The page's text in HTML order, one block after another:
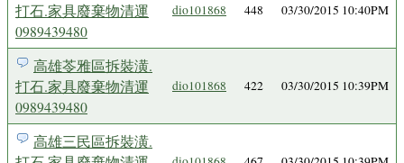
打石.家具廢棄物清運
0989439480
dio101868 448 03/30/2015 10:40PM
高雄苓雅區拆裝潢.
打石.家具廢棄物清運
0989439480
dio101868 422 03/30/2015 10:39PM
高雄三民區拆裝潢.